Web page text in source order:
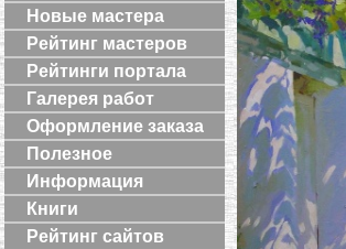
Новые мастера
Рейтинг мастеров
Рейтинги портала
Галерея работ
Оформление заказа
Полезное
Информация
Книги
Рейтинг сайтов